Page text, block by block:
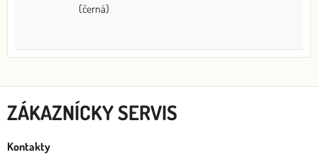
(černá)
ZÁKAZNÍCKY SERVIS
Kontakty